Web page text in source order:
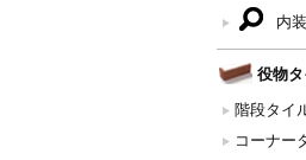
内
役物
階段タイ
コーナー